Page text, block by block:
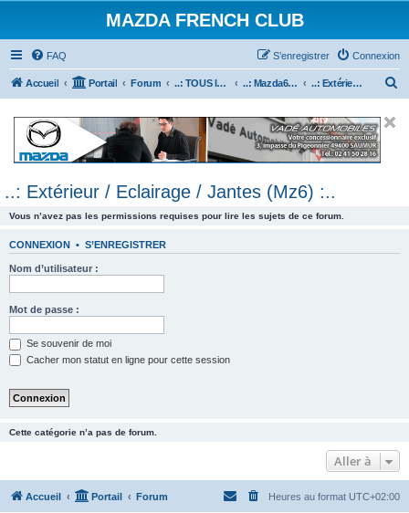
MAZDA FRENCH CLUB
FAQ Connexion
S’enregistrer
Accueil Portail Forum ..: TOUS les Véhicules MAZDA :.. ..: Mazda6 :.. ..: Extérieur / Eclairage / Jantes (Mz6) :..
e
..: Extérieur / Eclairage / Jantes (Mz6) :..
Vous n’avez pas les permissions requises pour lire les sujets de ce forum.
CONNEXION • S’ENREGISTRER
Nom d’utilisateur :
Mot de passe :
Se souvenir de moi
Cacher mon statut en ligne pour cette session
Cette catégorie n’a pas de forum.
Aller à
Accueil Portail Forum Heures au format UTC+02:00